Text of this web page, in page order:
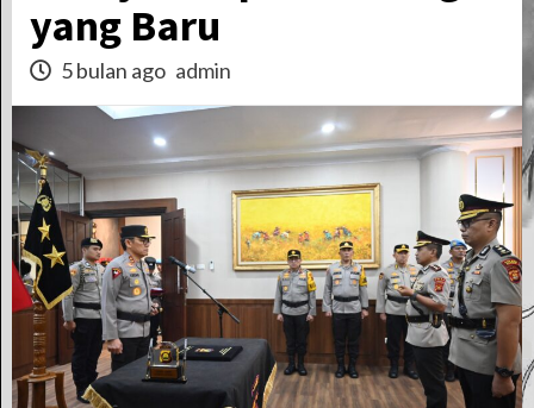
yang Baru
5 bulan ago admin